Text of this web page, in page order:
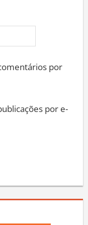
por
por e-